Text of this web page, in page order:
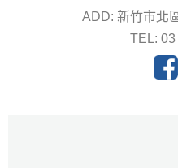
ADD: 新竹市北
TEL: